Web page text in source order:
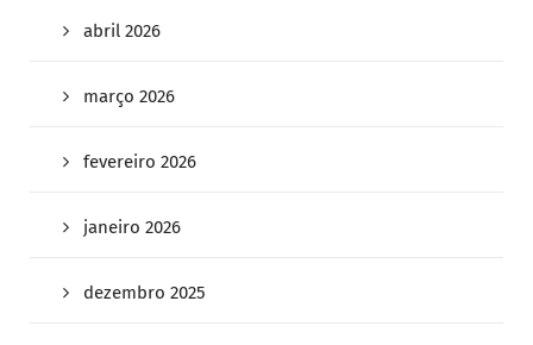
abril 2026
março 2026
fevereiro 2026
janeiro 2026
dezembro 2025